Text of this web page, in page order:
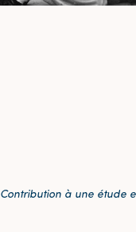
Contribution à une étude